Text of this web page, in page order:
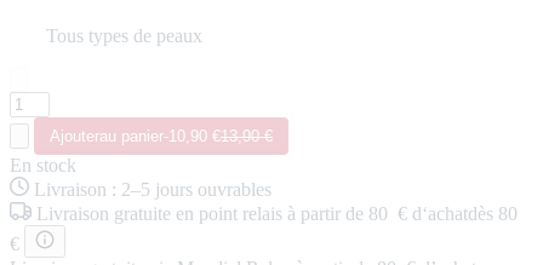
Tous types de peaux
Ajouterau panier-10,90 €13,90 €
En stock
Livraison : 2–5 jours ouvrables
Livraison gratuite en point relais à partir de 80 € d‘achatdès 80
€